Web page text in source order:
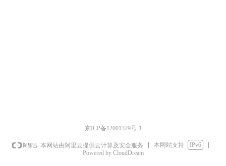
京ICP备12001329号-1
本网站由阿里云提供云计算及安全服务 本网站支持
IPv6
Powered by CloudDream